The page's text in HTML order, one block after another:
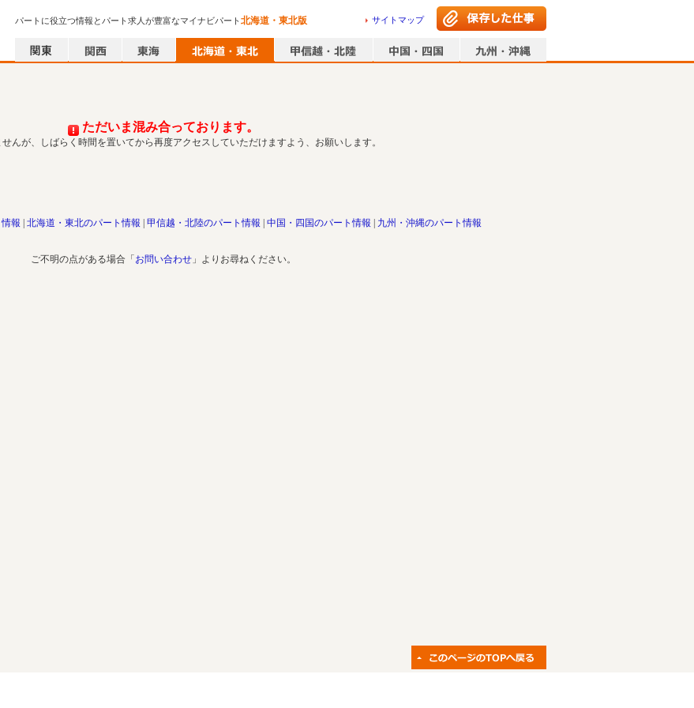
パートに役立つ情報とパート求人が豊富なマイナビパート北海道・東北版 サイトマップ
ただいま混み合っております。
んが、しばらく時間を置いてから再度アクセスしていただけますよう、お願いします。
報 北海道・東北のパート情報 甲信越・北陸のパート情報 中国・四国のパート情報 九州・沖縄のパート情報
ご不明の点がある場合「 お問い合わせ 」よりお尋ねください。